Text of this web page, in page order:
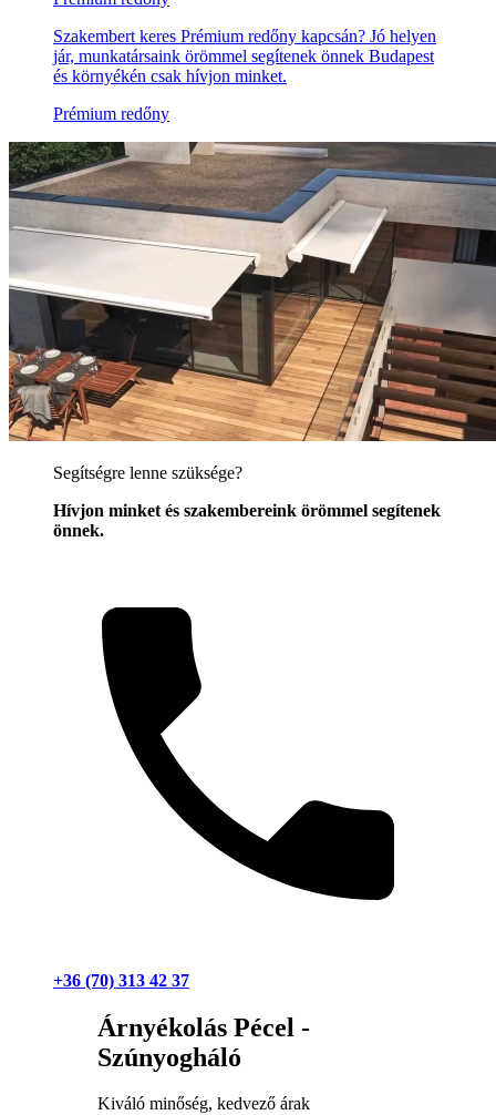
Szakembert keres Prémium redőny kapcsán? Jó helyen
jár, munkatársaink örömmel segítenek önnek Budapest
és környékén csak hívjon minket.
Prémium redőny
Segítségre lenne szüksége?
Hívjon minket és szakembereink örömmel segítenek
önnek.
+36 (70) 313 42 37
Árnyékolás Pécel -
Szúnyogháló
Kiváló minőség, kedvező árak